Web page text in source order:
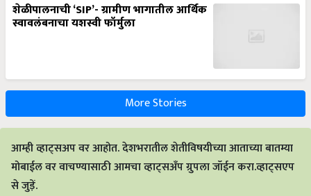
शेळीपालनाची ‘SIP’- ग्रामीण भागातील आर्थिक
स्वावलंबनाचा यशस्वी फॉर्मुला
More Stories
आम्ही व्हाट्सअप वर आहोत. देशभरातील शेतीविषयीच्या आताच्या बातम्या
मोबाईल वर वाचण्यासाठी आमचा व्हाट्सअँप ग्रुपला जॉईन करा.व्हाट्सएप
से जुड़ें.